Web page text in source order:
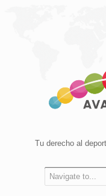
Tu derecho al
Navigate to...